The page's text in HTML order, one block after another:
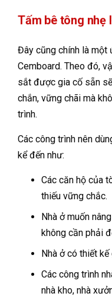
Tấm bê tông nhẹ
Đây cũng chính là một
Cemboard. Theo đó,
sắt được gia cố sẵn
chắn, vững chãi mà
trình.
Các công trình nên
kể đến như:
Các căn hộ của
thiếu vững chắc.
Nhà ở muốn
không cần phải
Nhà ở có thiết
Các công trình
nhà kho, nhà